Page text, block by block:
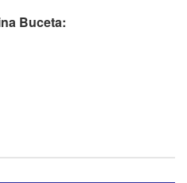
Buceta: